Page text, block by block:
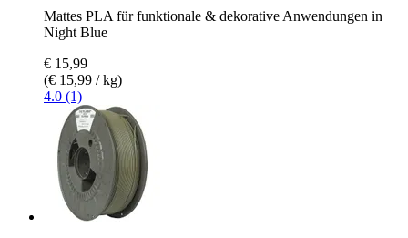
Mattes PLA für funktionale & dekorative Anwendungen in
Night Blue
€ 15,99
(€ 15,99 / kg)
4.0 (1)